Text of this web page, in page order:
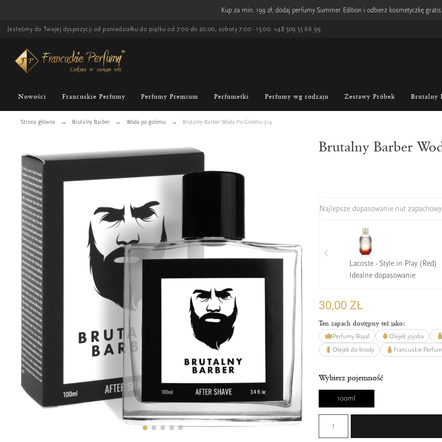
Kup za min. 199 zł, dodaj perfumy Summer Edition i odbierz kosmetyczkę gratis.
Jesteśmy do Twojej dyspozycji od poniedziałku do piątku od 7:00 do 20:00, soboty 7:00 - 15:00. +48 509 55 66 99
Nowości Francuskie Perfumy Perfumy Premium Perfumetki Perfumy wg rodzaju Zestawy Próbek Brutalny
Strona główna Brutalny Barber Woda po goleniu Brutalny Barber Woda Po Goleniu 314
Brutalny Barber
Najlepsze dopasowanie nut
Lacoste - Style in Play (Red)
Idealne dopasowanie
30,00 ZŁ
Ten zapach dostępny też jako:
Perfumy Royal Olejek jojoba
Olejek do brody
Francuskie
Wybierz pojemność
100ml